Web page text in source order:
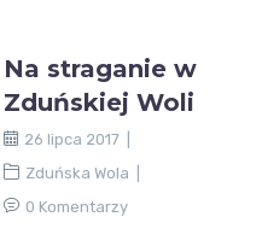
Na straganie w
Zduńskiej Woli
26 lipca 2017
Zduńska Wola
0 Komentarzy